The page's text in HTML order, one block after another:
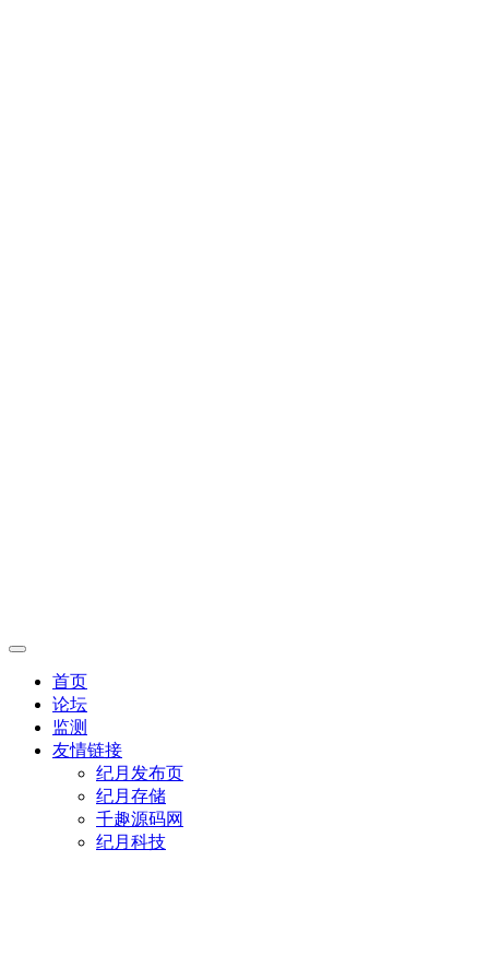
首页
论坛
监测
友情链接
纪月发布页
纪月存储
千趣源码网
纪月科技